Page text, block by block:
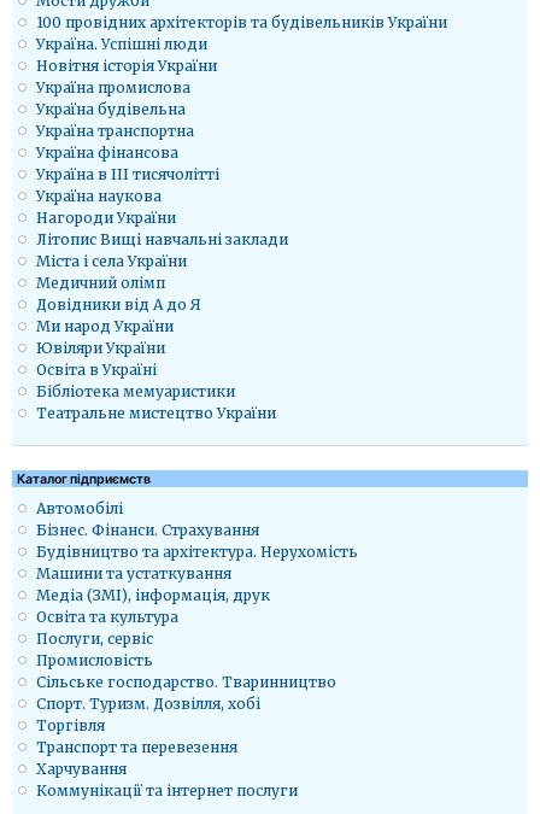
100 провідних архітекторів та будівельників України
Україна. Успішні люди
Новітня історія України
Україна промислова
Україна будівельна
Україна транспортна
Україна фінансова
Україна в ІІІ тисячолітті
Україна наукова
Нагороди України
Літопис Вищі навчальні заклади
Міста і села України
Медичний олімп
Довідники від А до Я
Ми народ України
Ювіляри України
Освіта в Україні
Бібліотека мемуаристики
Театральне мистецтво України
Каталог підприємств
Автомобілі
Бізнес. Фінанси. Страхування
Будівництво та архітектура. Нерухомість
Машини та устаткування
Медіа (ЗМІ), інформація, друк
Освіта та культура
Послуги, сервіс
Промисловість
Сільське господарство. Тваринництво
Спорт. Туризм. Дозвілля, хобі
Торгівля
Транспорт та перевезення
Харчування
Коммунікації та інтернет послуги